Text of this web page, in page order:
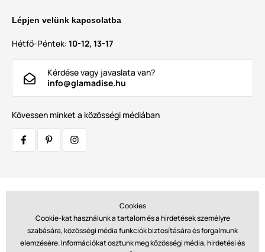
Lépjen velünk kapcsolatba
Hétfő-Péntek: 10-12, 13-17
Kérdése vagy javaslata van?
info@glamadise.hu
Kövessen minket a közösségi médiában
Fizetések:
Cookies
Cookie-kat használunk a tartalom és a hirdetések személyre
szabására, közösségi média funkciók biztosítására és forgalmunk
elemzésére. Információkat osztunk meg közösségi média, hirdetési és